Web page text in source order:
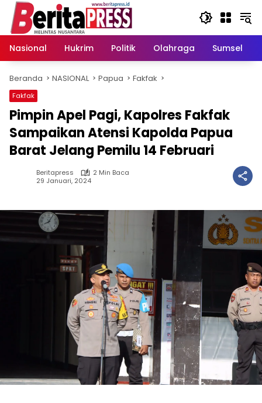
Langsung
konten
Nasional
Hukrim Politik Olahraga Sumsel
Beranda NASIONAL Papua Fakfak
Fakfak
Pimpin Apel Pagi, Kapolres Fakfak
Sampaikan Atensi Kapolda Papua
Barat Jelang Pemilu 14 Februari
Beritapress
2 Min Baca
29 Januari, 2024